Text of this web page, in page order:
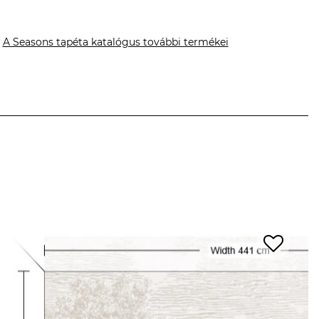
A Seasons tapéta katalógus további termékei